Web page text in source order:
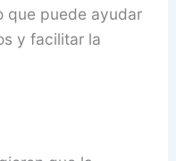
que puede ayudar
y facilitar la